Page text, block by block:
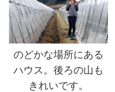
のどかな場所にある
ハウス。後ろの山も
きれいです。